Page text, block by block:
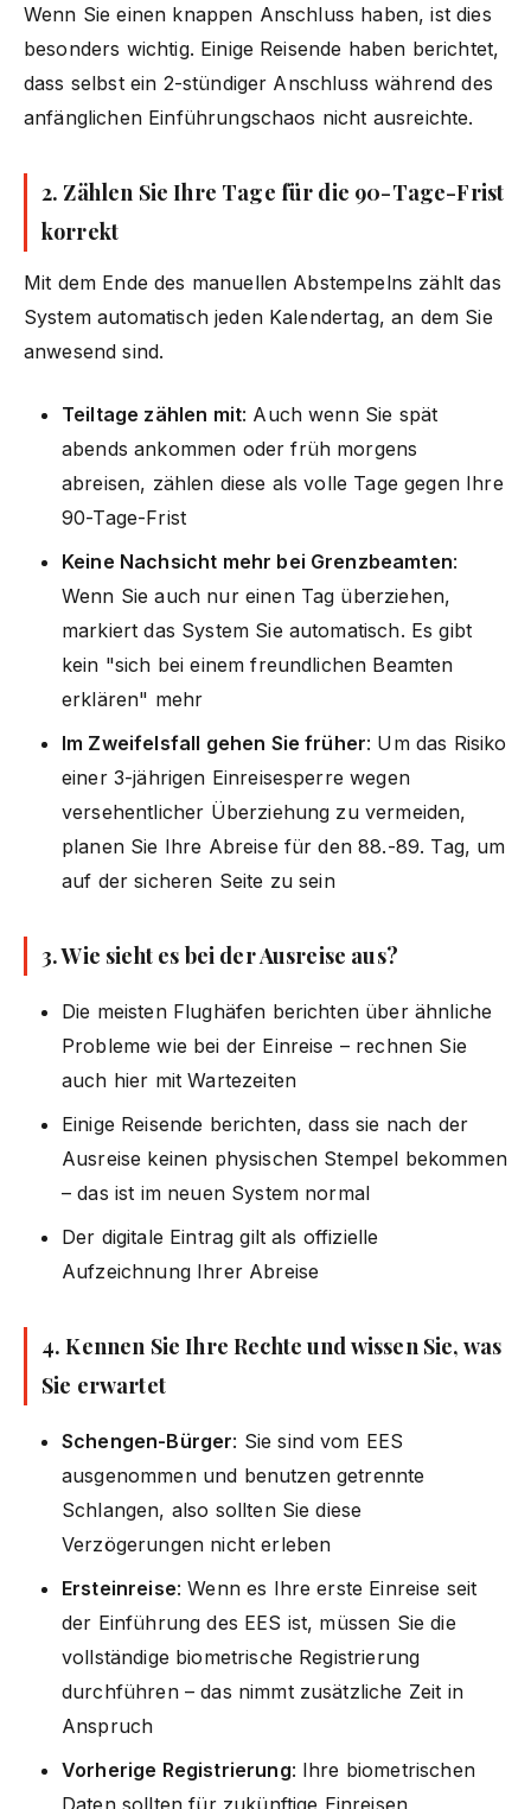
Wenn Sie einen knappen Anschluss haben, ist dies
besonders wichtig. Einige Reisende haben berichtet,
dass selbst ein 2-stündiger Anschluss während des
anfänglichen Einführungschaos nicht ausreichte.
2. Zählen Sie Ihre Tage für die 90-Tage-Frist
korrekt
Mit dem Ende des manuellen Abstempelns zählt das
System automatisch jeden Kalendertag, an dem Sie
anwesend sind.
Teiltage zählen mit: Auch wenn Sie spät
abends ankommen oder früh morgens
abreisen, zählen diese als volle Tage gegen Ihre
90-Tage-Frist
Keine Nachsicht mehr bei Grenzbeamten:
Wenn Sie auch nur einen Tag überziehen,
markiert das System Sie automatisch. Es gibt
kein "sich bei einem freundlichen Beamten
erklären" mehr
Im Zweifelsfall gehen Sie früher: Um das Risiko
einer 3-jährigen Einreisesperre wegen
versehentlicher Überziehung zu vermeiden,
planen Sie Ihre Abreise für den 88.-89. Tag, um
auf der sicheren Seite zu sein
3. Wie sieht es bei der Ausreise aus?
Die meisten Flughäfen berichten über ähnliche
Probleme wie bei der Einreise – rechnen Sie
auch hier mit Wartezeiten
Einige Reisende berichten, dass sie nach der
Ausreise keinen physischen Stempel bekommen
– das ist im neuen System normal
Der digitale Eintrag gilt als offizielle
Aufzeichnung Ihrer Abreise
4. Kennen Sie Ihre Rechte und wissen Sie, was
Sie erwartet
Schengen-Bürger: Sie sind vom EES
ausgenommen und benutzen getrennte
Schlangen, also sollten Sie diese
Verzögerungen nicht erleben
Ersteinreise: Wenn es Ihre erste Einreise seit
der Einführung des EES ist, müssen Sie die
vollständige biometrische Registrierung
durchführen – das nimmt zusätzliche Zeit in
Anspruch
Vorherige Registrierung: Ihre biometrischen
Daten sollten für zukünftige Einreisen